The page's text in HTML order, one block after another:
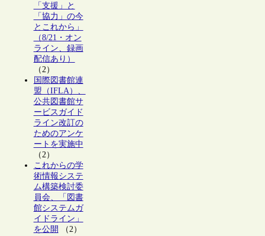
「支援」と
「協力」の今
とこれから」
（8/21・オン
ライン、録画
配信あり）
（2）
国際図書館連
盟（IFLA）、
公共図書館サ
ービスガイド
ライン改訂の
ためのアンケ
ートを実施中
（2）
これからの学
術情報システ
ム構築検討委
員会、「図書
館システムガ
イドライン」
を公開
（2）